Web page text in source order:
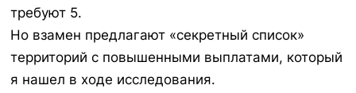
требуют 5.
Но взамен предлагают «секретный список»
территорий с повышенными выплатами, который
я нашел в ходе исследования.